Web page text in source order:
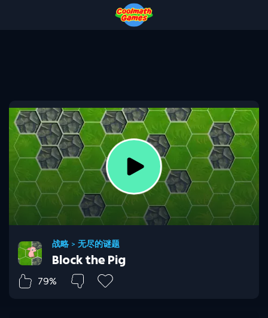
战略 > 无尽的谜题
Block the Pig
79%